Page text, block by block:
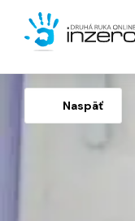
Naspäť